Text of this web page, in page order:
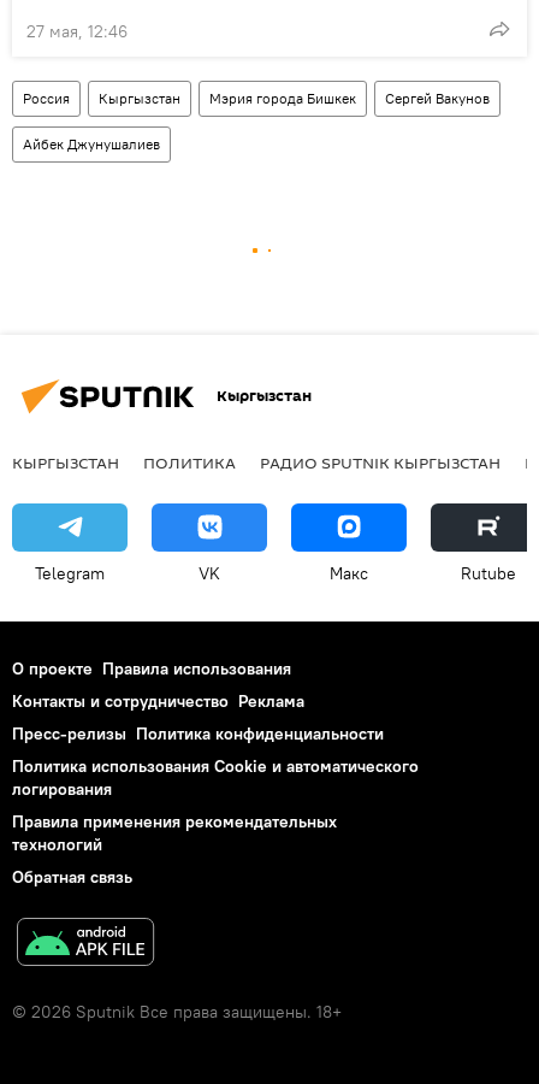
27 мая, 12:46
Россия Кыргызстан Мэрия города Бишкек Сергей Вакунов
Айбек Джунушалиев
Кыргызстан
КЫРГЫЗСТАН ПОЛИТИКА РАДИО SPUTNIK КЫРГЫЗСТАН
Telegram VK Макс Rutube
О проекте Правила использования
Контакты и сотрудничество Реклама
Пресс-релизы Политика конфиденциальности
Политика использования Cookie и автоматического
логирования
Правила применения рекомендательных
технологий
Обратная связь
© 2026 Sputnik Все права защищены. 18+